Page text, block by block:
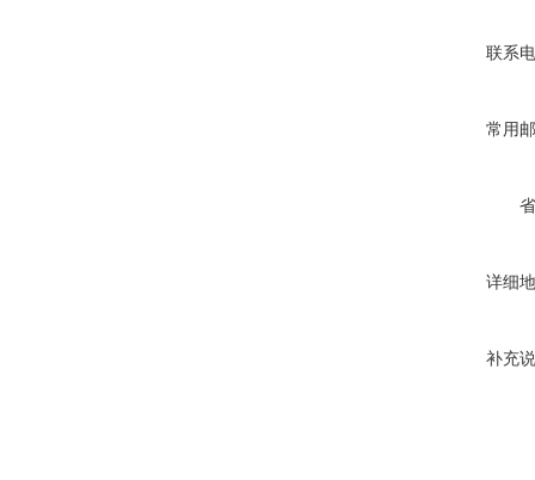
联系
常用
详细
补充